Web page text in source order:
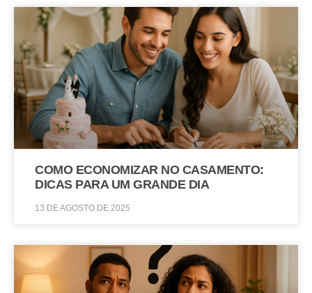
COMO ECONOMIZAR NO CASAMENTO:
DICAS PARA UM GRANDE DIA
13 DE AGOSTO DE 2025